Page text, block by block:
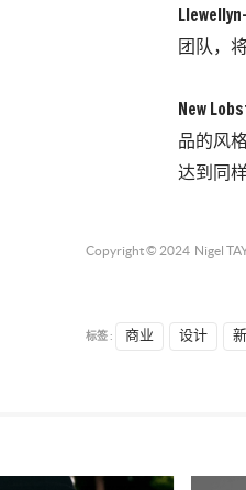
团队，
New
品的风
达到同
Copyright © 2024 Nigel
标签 : 商业 设计